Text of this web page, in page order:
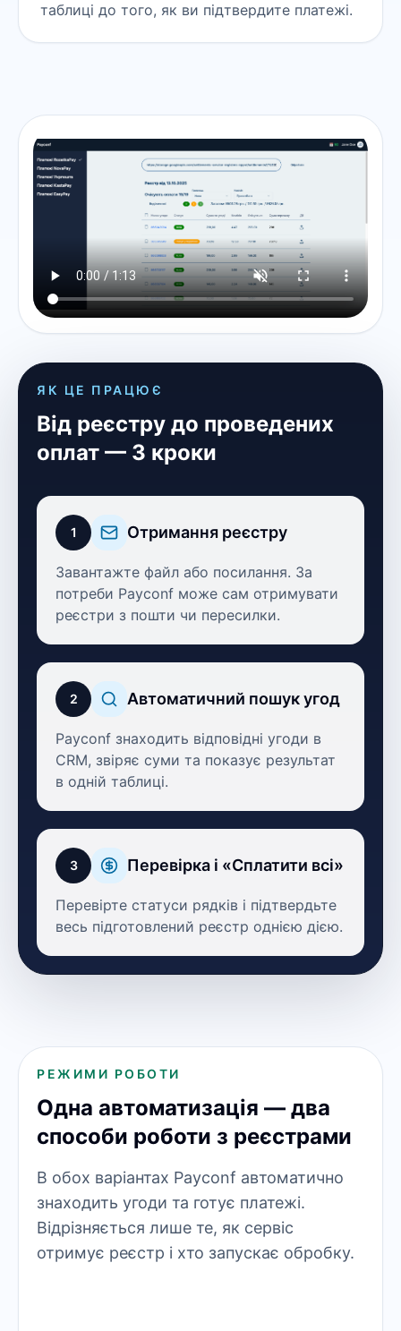
таблиці до того, як ви підтвердите платежі.
ЯК ЦЕ ПРАЦЮЄ
Від реєстру до проведених
оплат — 3 кроки
1 Отримання реєстру
Завантажте файл або посилання. За
потреби Payconf може сам отримувати
реєстри з пошти чи пересилки.
2 Автоматичний пошук угод
Payconf знаходить відповідні угоди в
CRM, звіряє суми та показує результат
в одній таблиці.
3 Перевірка і «Сплатити всі»
Перевірте статуси рядків і підтвердьте
весь підготовлений реєстр однією дією.
РЕЖИМИ РОБОТИ
Одна автоматизація — два
способи роботи з реєстрами
В обох варіантах Payconf автоматично
знаходить угоди та готує платежі.
Відрізняється лише те, як сервіс
отримує реєстр і хто запускає обробку.